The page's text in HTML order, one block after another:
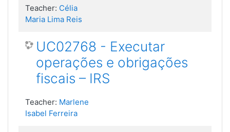
Teacher: Célia
Maria Lima Reis
UC02768 - Executar
operações e obrigações
fiscais – IRS
Teacher: Marlene
Isabel Ferreira